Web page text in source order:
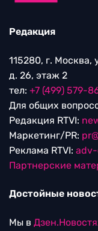
Редакция
115280, г. Москва,
д. 26, этаж 2
тел: +7 (499) 579-
Для общих
Редакция RTVI:
Маркетинг/PR:
Реклама RTVI: adv-
Партнерские
Достойные
Мы в